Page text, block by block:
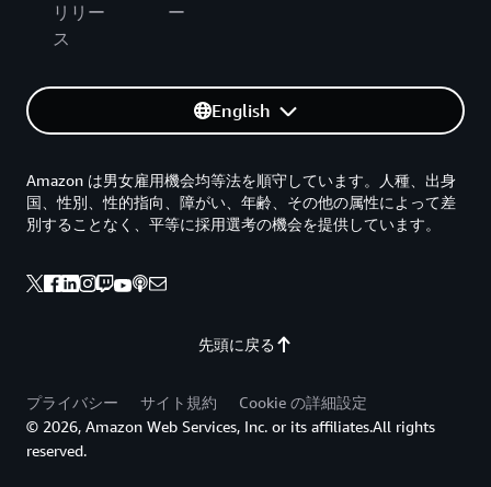
リリー
ス
ー
English
先頭に戻る
Amazon は男女雇用機会均等法を順守しています。人種、出身
国、性別、性的指向、障がい、年齢、その他の属性によって差
別することなく、平等に採用選考の機会を提供しています。
プライバシー サイト規約
Cookie の詳細設定
© 2026, Amazon Web Services, Inc. or its affiliates.All rights
reserved.